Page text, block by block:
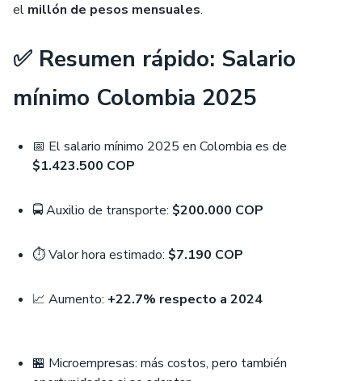
el millón de pesos mensuales.
✅ Resumen rápido: Salario
mínimo Colombia 2025
📅 El salario mínimo 2025 en Colombia es de
$1.423.500 COP
🚍 Auxilio de transporte: $200.000 COP
⏱️ Valor hora estimado: $7.190 COP
📈 Aumento: +22.7% respecto a 2024
🏪 Microempresas: más costos, pero también